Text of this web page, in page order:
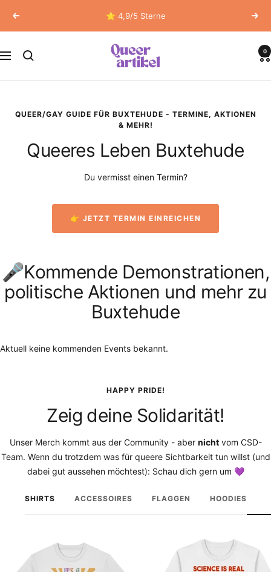
zumZurück ⭐ 4,9/5 Sterne
Navigation
Queerartikel 0
QUEER/GAY GUIDE FÜR BUXTEHUDE - TERMINE, AKTIONEN
& MEHR!
Queeres Leben Buxtehude
Du vermisst einen Termin?
👉 JETZT TERMIN EINREICHEN
🎤Kommende Demonstrationen,
politische Aktionen und mehr zu
Buxtehude
Aktuell keine kommenden Events bekannt.
HAPPY PRIDE!
Zeig deine Solidarität!
Unser Merch kommt aus der Community - aber nichtvom CSD-
Team. Wenn du trotzdem was für queere Sichtbarkeit tun willst (und
dabei gut aussehen möchtest): Schau dich gern um 💜
SHIRTS ACCESSOIRES FLAGGEN HOODIES